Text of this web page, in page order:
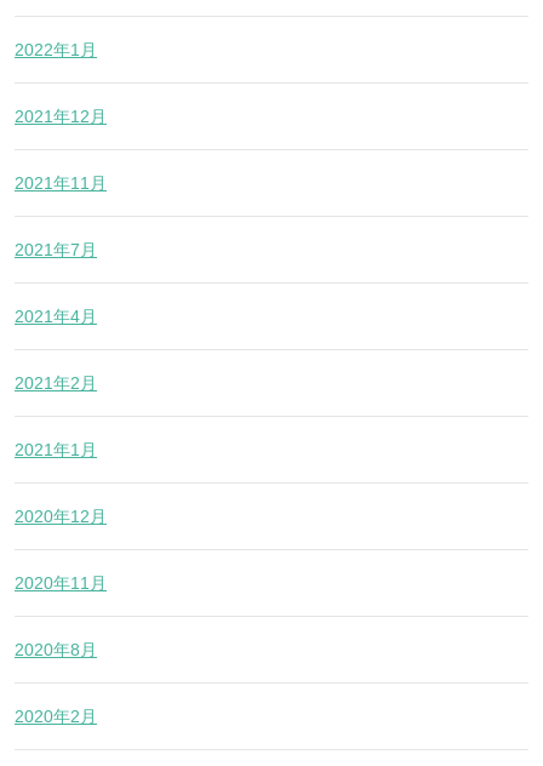
2022年1月
2021年12月
2021年11月
2021年7月
2021年4月
2021年2月
2021年1月
2020年12月
2020年11月
2020年8月
2020年2月